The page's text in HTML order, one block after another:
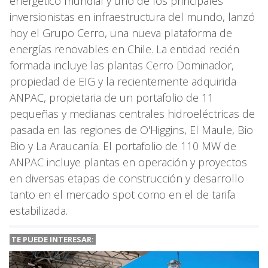
inversionistas en infraestructura del mundo, lanzó
hoy el Grupo Cerro, una nueva plataforma de
energías renovables en Chile. La entidad recién
formada incluye las plantas Cerro Dominador,
propiedad de EIG y la recientemente adquirida
ANPAC, propietaria de un portafolio de 11
pequeñas y medianas centrales hidroeléctricas de
pasada en las regiones de O'Higgins, El Maule, Bio
Bio y La Araucanía. El portafolio de 110 MW de
ANPAC incluye plantas en operación y proyectos
en diversas etapas de construcción y desarrollo
tanto en el mercado spot como en el de tarifa
estabilizada.
TE PUEDE INTERESAR: